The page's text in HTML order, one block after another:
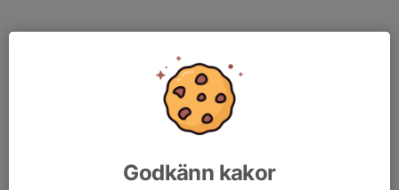
Godkänn kakor